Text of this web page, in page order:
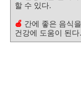
할 수 있다.
🍎 간에 좋은 음식
건강에 도움이 된다.